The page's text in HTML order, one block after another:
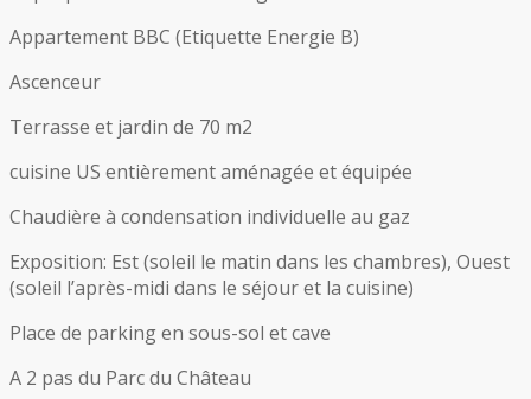
Appartement BBC (Etiquette Energie B)
Ascenceur
Terrasse et jardin de 70 m2
cuisine US entièrement aménagée et équipée
Chaudière à condensation individuelle au gaz
Exposition: Est (soleil le matin dans les chambres), Ouest
(soleil l’après-midi dans le séjour et la cuisine)
Place de parking en sous-sol et cave
A 2 pas du Parc du Château